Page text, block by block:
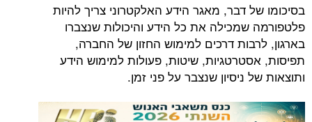
בסיכומו של דבר, מאגר הידע האלקטרוני צריך להיות
פלטפורמה שמכילה את כל הידע והיכולות שנצברו
בארגון, לרבות דרכים למימוש החזון של החברה,
תפיסות, אסטרטגיות, שיטות, פעולות למימוש הידע
ותוצאות של ניסיון שנצבר על פני זמן.